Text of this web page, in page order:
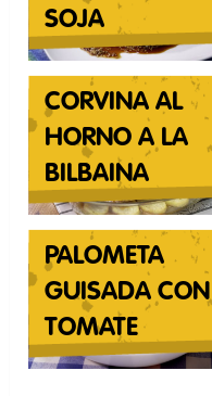
SOJA
CORVINA AL
HORNO A LA
BILBAINA
PALOMETA
GUISADA CON
TOMATE